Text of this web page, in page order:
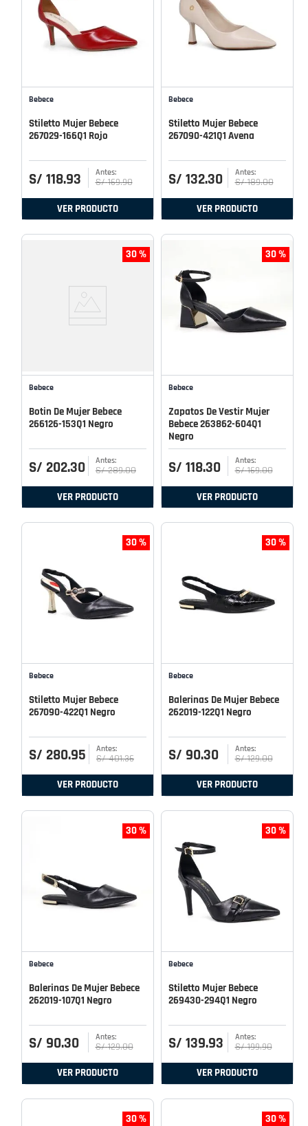
Bebece
Stiletto Mujer Bebece
267029-166Q1 Rojo
S/ 118.93 S/ 169.90
VER PRODUCTO
Bebece
Stiletto Mujer Bebece
267090-421Q1 Avena
S/ 132.30 S/ 189.00
VER PRODUCTO
30 %
Bebece
Botin De Mujer Bebece
266126-153Q1 Negro
S/ 202.30 S/ 289.00
VER PRODUCTO
30 %
Bebece
Zapatos De Vestir Mujer
Bebece 263862-604Q1
Negro
S/ 118.30 S/ 169.00
VER PRODUCTO
30 %
Bebece
Stiletto Mujer Bebece
267090-422Q1 Negro
S/ 280.95 S/ 401.36
VER PRODUCTO
30 %
Bebece
Balerinas De Mujer Bebece
262019-122Q1 Negro
S/ 90.30 S/ 129.00
VER PRODUCTO
30 %
Bebece
Balerinas De Mujer Bebece
262019-107Q1 Negro
S/ 90.30 S/ 129.00
VER PRODUCTO
30 %
Bebece
Stiletto Mujer Bebece
269430-294Q1 Negro
S/ 139.93 S/ 199.90
VER PRODUCTO
30 % 30 %